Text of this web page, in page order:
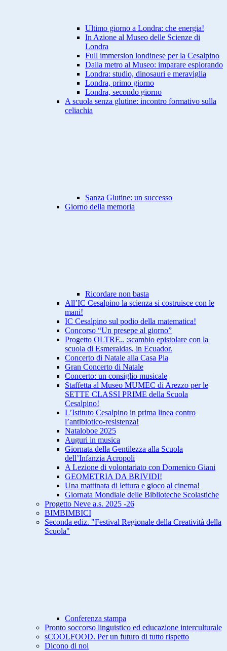
Ultimo giorno a Londra: che energia!
In Azione al Museo delle Scienze di
Londra
Full immersion londinese per la Cesalpino
Dalla metro al Museo: imparare esplorando
Londra: studio, dinosauri e meraviglia
Londra, primo giorno
Londra, secondo giorno
A scuola senza glutine: incontro formativo sulla
celiachia
Sanza Glutine: un successo
Giorno della memoria
Ricordare non basta
All’IC Cesalpino la scienza si costruisce con le
mani!
IC Cesalpino sul podio della matematica!
Concorso “Un presepe al giorno”
Progetto OLTRE.. :scambio epistolare con la
scuola di Esmeraldas, in Ecuador.
Concerto di Natale alla Casa Pia
Gran Concerto di Natale
Concerto: un consiglio musicale
Staffetta al Museo MUMEC di Arezzo per le
SETTE CLASSI PRIME della Scuola
Cesalpino!
L’Istituto Cesalpino in prima linea contro
l’antibiotico-resistenza!
Nataloboe 2025
Auguri in musica
Giornata della Gentilezza alla Scuola
dell’Infanzia Acropoli
A Lezione di volontariato con Domenico Giani
GEOMETRIA DA BRIVIDI!
Una mattinata di lettura e gioco al cinema!
Giornata Mondiale delle Biblioteche Scolastiche
Progetto Neve a.s. 2025 -26
BIMBIMBICI
Seconda ediz. "Festival Regionale della Creatività della
Scuola"
Conferenza stampa
Pronto soccorso linguistico ed educazione interculturale
sCOOLFOOD. Per un futuro di tutto rispetto
Dicono di noi